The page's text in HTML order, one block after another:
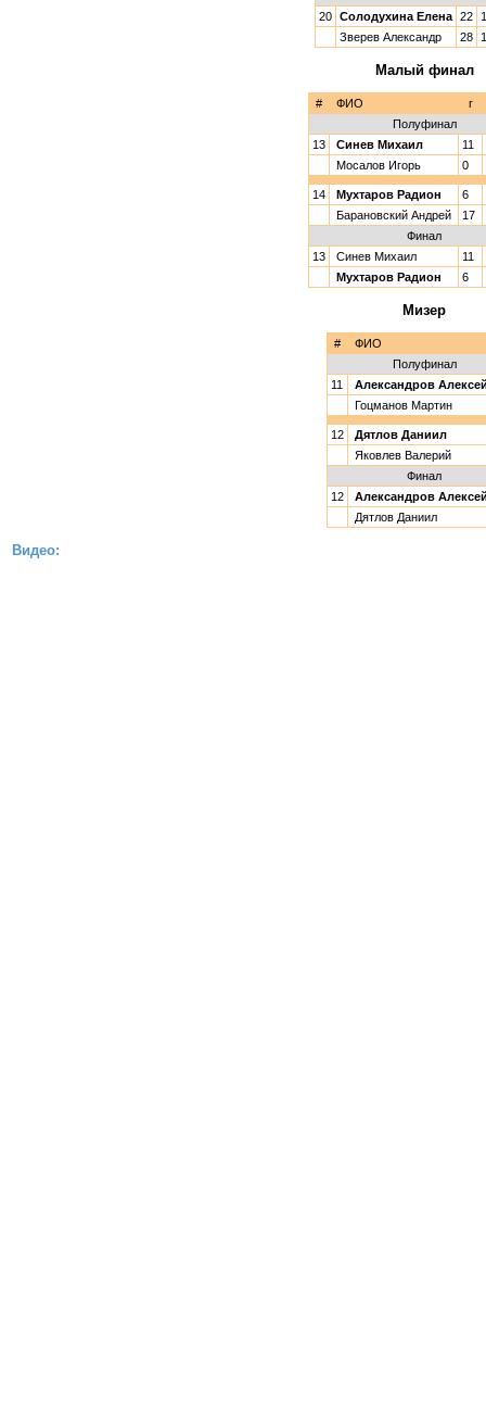
20
Солодухина Елена 22
Зверев Александр
28
Малый финал
# ФИО
г
Полуфинал
13
Синев Михаил
11
Мосалов Игорь
0
14 Мухтаров Радион
6
Барановский Андрей
17
Финал
13
Синев Михаил
11
Мухтаров Радион
6
Мизер
#
ФИО
Полуфинал
11
Александров
Гоцманов Мартин
12
Дятлов Даниил
Яковлев Валерий
Финал
12
Александров
Дятлов Даниил
Видео: